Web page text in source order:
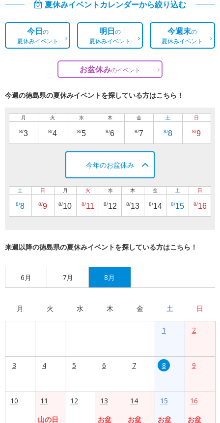
夏休みイベントカレンダーから絞り込む
今日の
夏休みイベント
明日の
夏休みイベント
今週末の
夏休みイベント
お盆休みのイベント
今週の徳島県の夏休みイベントを探している方はこちら！
月
8/3
火
8/4
水
8/5
木
8/6
金
8/7
土
8/8
日
8/9
今年のお盆休み
土
8/8
日
8/9
月
8/10
火
8/11
水
8/12
木
8/13
金
8/14
土
8/15
日
8/16
来週以降の徳島県の夏休みイベントを探している方はこちら！
6月 7月 8月
月 火 水 木 金 土 日
1 2
3 4 5 6 7 8 9
10
11
山の日
12
13
お盆
14
お盆
15
お盆
16
お盆